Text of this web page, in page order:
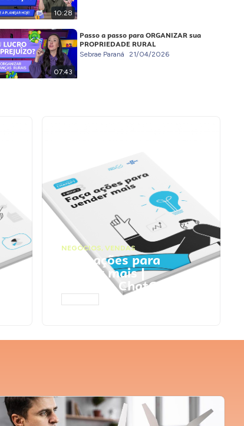
10:28
07:43
Passo a passo para ORGANIZAR sua
PROPRIEDADE RURAL
Sebrae Paraná 21/04/2026
NEGÓCIOS, VENDAS
Faça ações para
vender mais |
Prompts ChatGPT